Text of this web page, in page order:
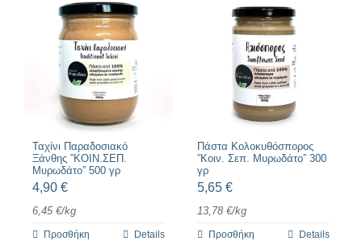
Ταχίνι Παραδοσιακό
Ξάνθης ”ΚΟΙΝ.ΣΕΠ.
Μυρωδάτο” 500 γρ
4,90 €
6,45 €/kg
Προσθήκη
Details
Πάστα Κολοκυθόσπορος
”Κοιν. Σεπ. Μυρωδάτο” 300
γρ
5,65 €
13,78 €/kg
Προσθήκη
Details